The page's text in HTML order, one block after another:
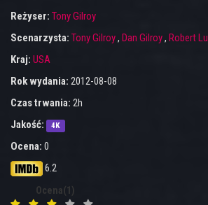
Reżyser: Tony Gilroy
Scenarzysta: Tony Gilroy, Dan Gilroy, Robert
Kraj: USA
Rok wydania: 2012-08-08
Czas trwania: 2h
Jakość:
4K
Ocena: 0
6.2
Ocena(1)